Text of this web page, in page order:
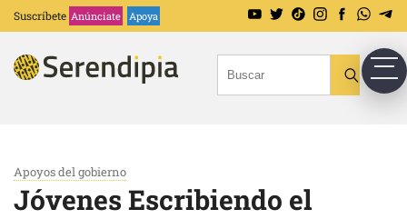
Suscríbete Anúnciate Apoya
Apoyos del gobierno
Jóvenes Escribiendo el